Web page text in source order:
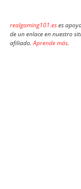
realgaming101.eses
de un enlace en nuestro
afiliado.Aprende más.